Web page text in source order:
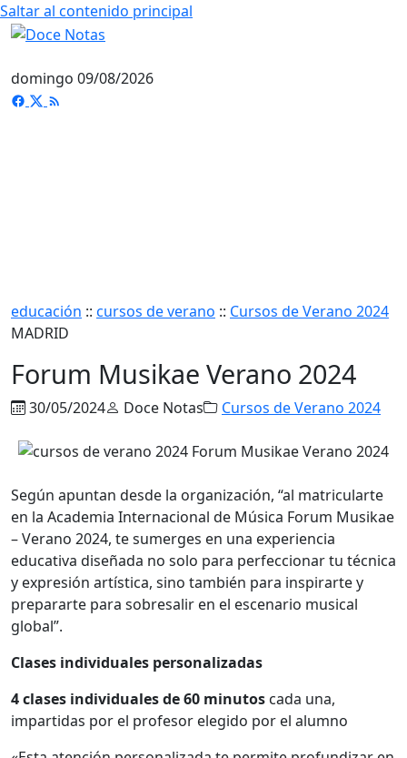
Saltar al contenido principal
domingo 09/08/2026
educación :: cursos de verano :: Cursos de Verano 2024
MADRID
Forum Musikae Verano 2024
30/05/2024 Doce Notas Cursos de Verano 2024
Según apuntan desde la organización, “al matricularte
en la Academia Internacional de Música Forum Musikae
– Verano 2024, te sumerges en una experiencia
educativa diseñada no solo para perfeccionar tu técnica
y expresión artística, sino también para inspirarte y
prepararte para sobresalir en el escenario musical
global”.
Clases individuales personalizadas
4 clases individuales de 60 minutos cada una,
impartidas por el profesor elegido por el alumno